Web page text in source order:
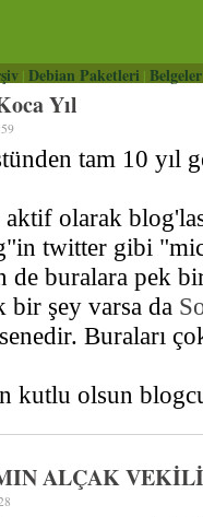
| Debian Paketleri | Belgeler
Yıl
tam 10 yıl
olarak
twitter gibi
de buralara pek
bir şey varsa da
Buraları
kutlu olsun
ALÇAK